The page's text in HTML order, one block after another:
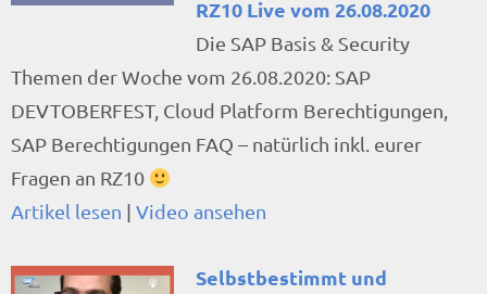
RZ10 Live vom 26.08.2020
Die SAP Basis & Security
Themen der Woche vom 26.08.2020: SAP
DEVTOBERFEST, Cloud Platform Berechtigungen,
SAP Berechtigungen FAQ – natürlich inkl. eurer
Fragen an RZ10
Artikel lesen | Video ansehen
Selbstbestimmt und